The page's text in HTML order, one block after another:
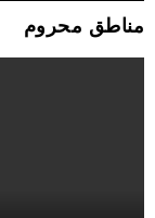
مناطق محروم